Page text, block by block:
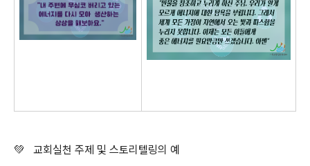
💚 교회실천 주제 및 스토리텔링의 예